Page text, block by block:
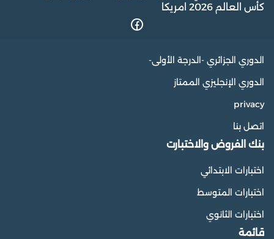
كأس العالم 2026 امريكا
الدوري الجزائري -الدرجة الأولى-
الدوري الإنجليزي الممتاز
privacy
اتصل بنا
بنك الفروض والاختبارت
اختبارات الابتدائي
اختبارات المتوسط
اختبارات الثانوي
قائمة